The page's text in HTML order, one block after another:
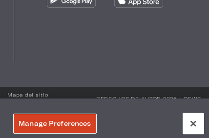
Mapa del sitio
DERECHOS DE AUTOR 2026.LOEWS
Manage Preferences